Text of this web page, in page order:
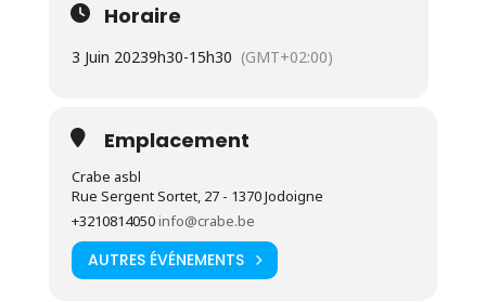
Horaire
3 Juin 20239h30-15h30 (GMT+02:00)
Emplacement
Crabe asbl
Rue Sergent Sortet, 27 - 1370 Jodoigne
+3210814050info@crabe.be
AUTRES ÉVÉNEMENTS